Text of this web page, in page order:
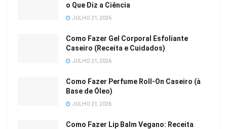
o Que Diz a Ciência
JULHO 21, 2026
Como Fazer Gel Corporal Esfoliante
Caseiro (Receita e Cuidados)
JULHO 21, 2026
Como Fazer Perfume Roll-On Caseiro (à
Base de Óleo)
JULHO 21, 2026
Como Fazer Lip Balm Vegano: Receita